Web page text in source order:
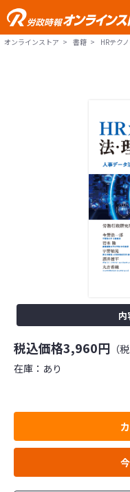
オンラインストア 書籍 HRテク
内
税込価格3,960円 （
在庫： あり